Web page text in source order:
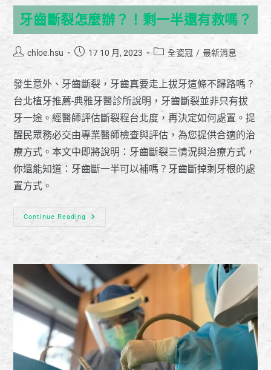
牙齒斷裂怎麼辦？！剩一半還有救嗎？
chloe.hsu 17 10 月, 2023 全瓷冠 / 最新消息
發生意外、牙齒斷裂，牙齒真要走上拔牙這條不歸路嗎？
台北植牙推薦-典雅牙醫診所說明，牙齒斷裂並非只有拔
牙一途。經醫師評估斷裂程台北度，再決定如何處置。提
醒民眾務必交由專業醫師檢查與評估，為您提供合適的治
療方式。本文中即將說明：牙齒斷裂三情況與治療方式，
你還能知道：牙齒斷一半可以補嗎？牙齒斷掉剩牙根的處
置方式。
Continue Reading